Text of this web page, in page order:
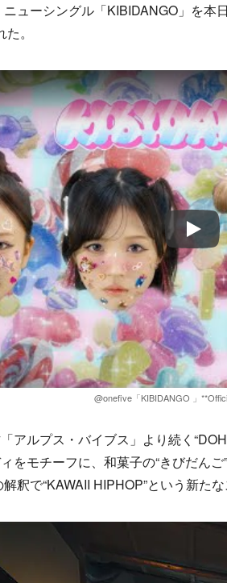
ューシングル「KIBIDANGO」を本
。
Play
@onefive「KIBIDANGO 」
アルプス・バイブス」より続く
をモチーフに、和菓子の“きびだん
釈で“KAWAII HIPHOP”という新た